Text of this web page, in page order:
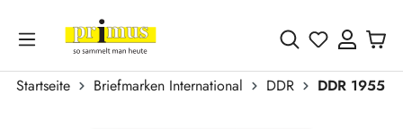
Zum Hauptinhalt springen
Du hast 0
Startseite Briefmarken International DDR
DDR 1955 -